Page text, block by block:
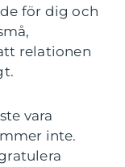
för dig och
relationen
vara
inte.